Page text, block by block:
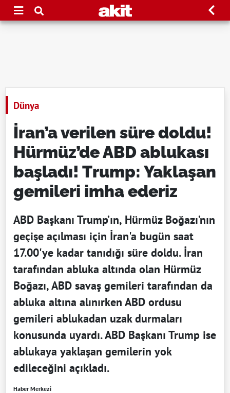
Dünya
İran’a verilen süre doldu!
Hürmüz’de ABD ablukası
başladı! Trump: Yaklaşan
gemileri imha ederiz
ABD Başkanı Trump’ın, Hürmüz Boğazı’nın
geçişe açılması için İran'a bugün saat
17.00'ye kadar tanıdığı süre doldu. İran
tarafından abluka altında olan Hürmüz
Boğazı, ABD savaş gemileri tarafından da
abluka altına alınırken ABD ordusu
gemileri ablukadan uzak durmaları
konusunda uyardı. ABD Başkanı Trump ise
ablukaya yaklaşan gemilerin yok
edileceğini açıkladı.
Haber Merkezi